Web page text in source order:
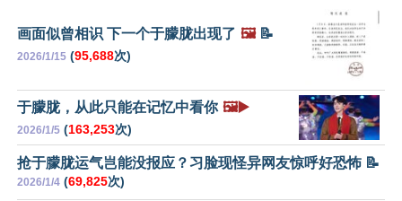
画面似曾相识 下一个于朦胧出现了 🖼️📝
2026/1/15 (95,688次)
于朦胧，从此只能在记忆中看你 🖼️▶️
2026/1/5 (163,253次)
抢于朦胧运气岂能没报应？习脸现怪异网友惊呼好恐怖 📝
2026/1/4 (69,825次)